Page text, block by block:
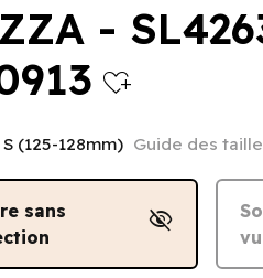
-
heart_plus
S (125-128mm) Guide des
sans
visibility_off